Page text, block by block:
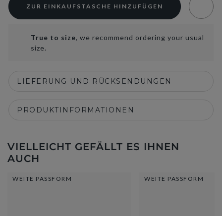
ZUR EINKAUFSTASCHE HINZUFÜGEN
True to size, we recommend ordering your usual
size.
LIEFERUNG UND RÜCKSENDUNGEN
PRODUKTINFORMATIONEN
VIELLEICHT GEFÄLLT ES IHNEN
AUCH
WEITE PASSFORM WEITE PASSFORM